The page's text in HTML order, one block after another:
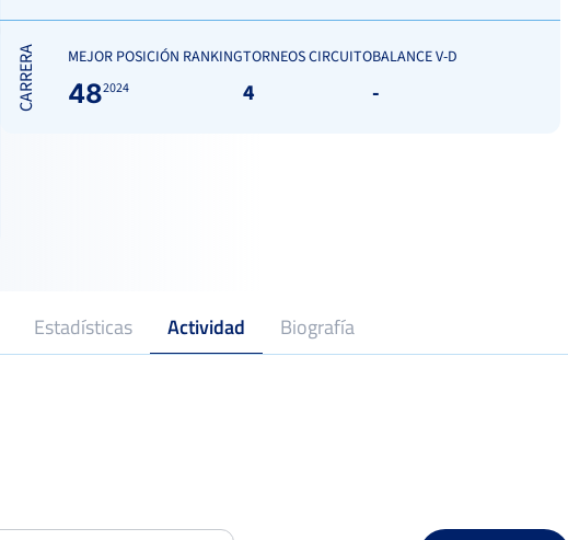
CARRERA MEJOR POSICIÓN RANKING
482024
TORNEOS CIRCUITO
4
BALANCE V-D
-
Estadísticas Actividad Biografía
Del 27 al 04 de agosto, 2024